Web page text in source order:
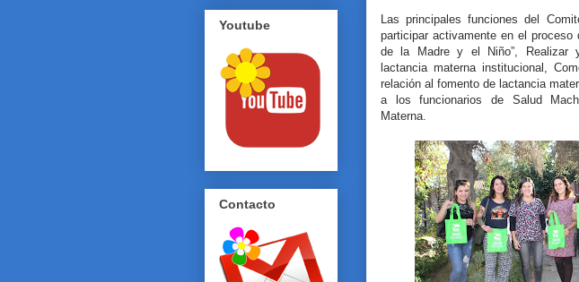
Las principales funciones del
participar activamente en el proceso
de la Madre y el Niño”, Realizar
lactancia materna institucional,
relación al fomento de lactancia
a los funcionarios de Salud
Materna.
Youtube
Contacto